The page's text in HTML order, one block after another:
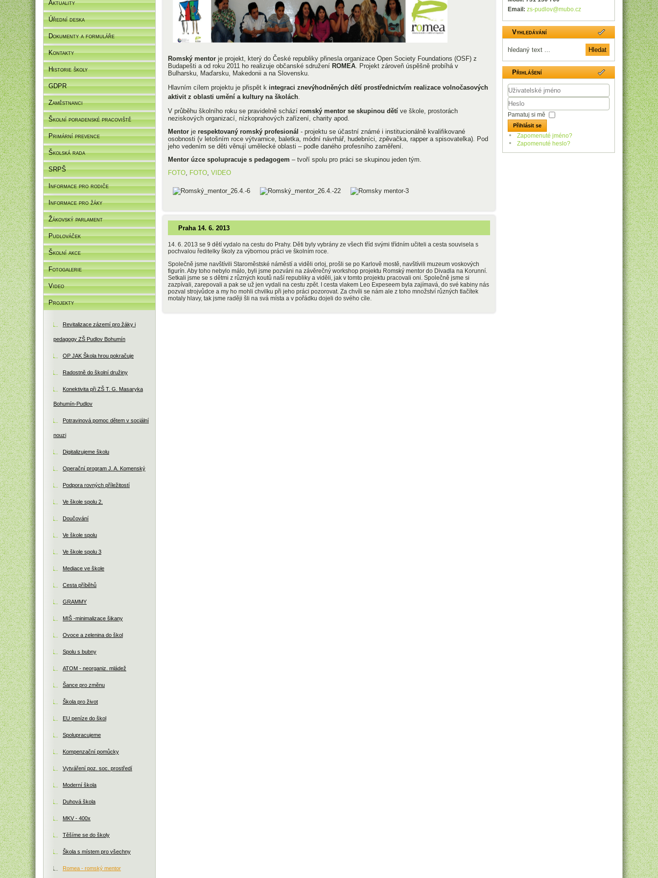
Aktuality
Úřední deska
Dokumenty a formuláře
Kontakty
Historie školy
GDPR
Zaměstnanci
Školní poradenské pracoviště
Primární prevence
Školská rada
SRPŠ
Informace pro rodiče
Informace pro žáky
Žákovský parlament
Pudlováček
Školní akce
Fotogalerie
Video
Projekty
Revitalizace zázemí pro žáky i
pedagogy ZŠ Pudlov Bohumín
OP JAK Škola hrou pokračuje
Radostně do školní družiny
Konektivita při ZŠ T. G. Masaryka
Bohumín-Pudlov
Potravinová pomoc dětem v sociální
nouzi
Digitalizujeme školu
Operační program J. A. Komenský
Podpora rovných příležitostí
Ve škole spolu 2.
Doučování
Ve škole spolu
Ve škole spolu 3
Mediace ve škole
Cesta příběhů
GRAMMY
MIŠ -minimalizace šikany
Ovoce a zelenina do škol
Spolu s bubny
ATOM - neorganiz. mládež
Šance pro změnu
Škola pro život
EU peníze do škol
Spolupracujeme
Kompenzační pomůcky
Vytváření poz. soc. prostředí
Moderní škola
Duhová škola
MKV - 400x
Těšíme se do školy
Škola s místem pro všechny
Romea - romský mentor
Romský mentor je projekt, který do České republiky přinesla organizace Open Society Foundations (OSF) z
Budapešti a od roku 2011 ho realizuje občanské sdružení ROMEA. Projekt zároveň úspěšně probíhá v
Bulharsku, Maďarsku, Makedonii a na Slovensku.
Hlavním cílem projektu je přispět k integraci znevýhodněných dětí prostřednictvím realizace volnočasových
aktivit z oblasti umění a kultury na školách.
V průběhu školního roku se pravidelně schází romský mentor se skupinou dětí ve škole, prostorách
neziskových organizací, nízkoprahových zařízení, charity apod.
Mentor je respektovaný romský profesionál - projektu se účastní známé i institucionálně kvalifikované
osobnosti (v letošním roce výtvarnice, baletka, módní návrhář, hudebníci, zpěvačka, rapper a spisovatelka). Pod
jeho vedením se děti věnují umělecké oblasti – podle daného profesního zaměření.
Mentor úzce spolupracuje s pedagogem – tvoří spolu pro práci se skupinou jeden tým.
FOTO, FOTO, VIDEO
Praha 14. 6. 2013
14. 6. 2013 se 9 dětí vydalo na cestu do Prahy. Děti byly vybrány ze všech tříd svými třídním učiteli a cesta souvisela s
pochvalou ředitelky školy za výbornou práci ve školním roce.
Společně jsme navštívili Staroměstské náměstí a viděli orloj, prošli se po Karlově mostě, navštívili muzeum voskových
figurín. Aby toho nebylo málo, byli jsme pozváni na závěrečný workshop projektu Romský mentor do Divadla na Korunní.
Setkali jsme se s dětmi z různých koutů naší republiky a viděli, jak v tomto projektu pracovali oni. Společně jsme si
zazpívali, zarepovali a pak se už jen vydali na cestu zpět. I cesta vlakem Leo Expeseem byla zajímavá, do své kabiny nás
pozval strojvůdce a my ho mohli chvilku při jeho práci pozorovat. Za chvíli se nám ale z toho množství různých tlačítek
motaly hlavy, tak jsme raději šli na svá místa a v pořádku dojeli do svého cíle.
Email: zs-pudlov@mubo.cz
Vyhledávání
Přihlášení
Uživatelské
jméno
Heslo
Pamatuj si mě
Přihlásit se
Zapomenuté jméno?
Zapomenuté heslo?